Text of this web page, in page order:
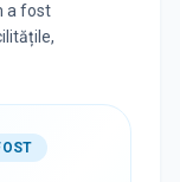
a fost